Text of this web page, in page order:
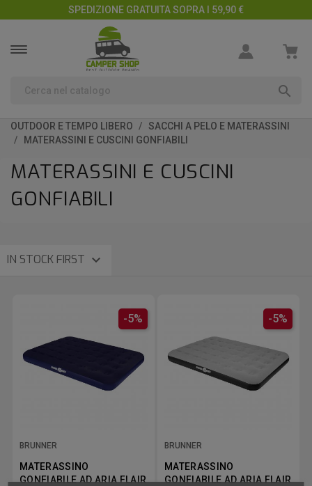
SPEDIZIONE GRATUITA SOPRA I 59,90 €

OUTDOOR E TEMPO LIBERO
SACCHI A PELO E MATERASSINI
MATERASSINI E CUSCINI GONFIABILI
MATERASSINI E CUSCINI
GONFIABILI
IN STOCK FIRST 
BRUNNER
MATERASSINO
GONFIABILE AD ARIA FLAIR
-5%
BRUNNER
MATERASSINO
GONFIABILE AD ARIA FLAIR
-5%